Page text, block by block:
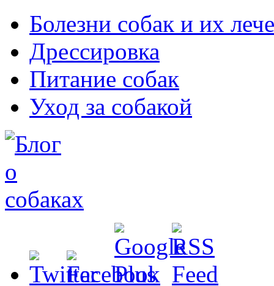
Болезни собак и их
Дрессировка
Питание собак
Уход за собакой